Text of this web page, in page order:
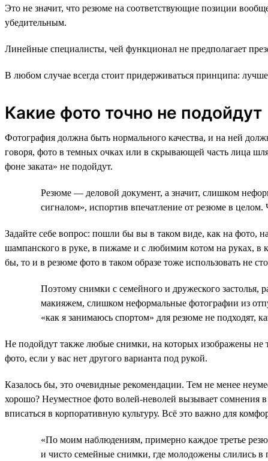
Это не значит, что резюме на соответствующие позиции
убедительным.
Линейные специалисты, чей функционал не предполагает
В любом случае всегда стоит придерживаться принципа:
Какие фото точно не подойдут
Фотография должна быть нормального качества, и на ней
говоря, фото в темных очках или в скрывающей часть лица
фоне заката» не подойдут.
Резюме — деловой документ, а значит, слишком
сигналом», испортив впечатление от резюме в
Задайте себе вопрос: пошли бы вы в таком виде, как на фото,
шампанского в руке, в пижаме и с любимим котом на руках, в
бы, то и в резюме фото в таком образе тоже использовать не
Поэтому снимки с семейного и дружеского застолья,
макияжем, слишком неформальные фотографии из
«как я занимаюсь спортом» для резюме не подходят,
Не подойдут также любые снимки, на которых изображены не
фото, если у вас нет другого варианта под рукой.
Казалось бы, это очевидные рекомендации. Тем не менее
хорошо? Неуместное фото волей-неволей вызывает
вписаться в корпоративную культуру. Всё это важно для
«По моим наблюдениям, примерно каждое третье
и чисто семейные снимки, где молодожены слились